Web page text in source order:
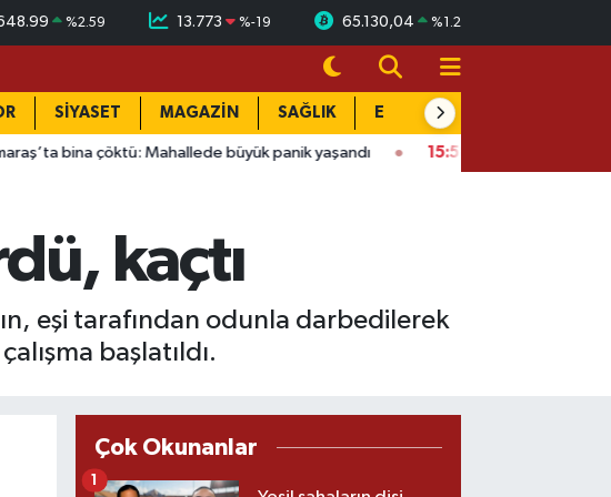
%2.59 13.773 %-19 65.130,04 %1.2
SİYASET MAGAZİN SAĞLIK EĞİTİM
Mahallede büyük panik yaşandı 15:58Bağlarbaşı Mahallesi'nde 101.
kaçtı
eşi tarafından odunla darbedilerek
başlatıldı.
Çok Okunanlar
1